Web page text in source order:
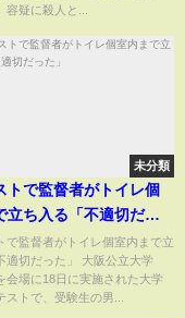
容疑に殺人と...
未分類
トで監督者がトイレ個
立ち入る「不適切だっ
で監督者がトイレ個室内まで立
適切だった」 大阪公立大学
会場に18日に実施された大学
ストで、受験生の男...